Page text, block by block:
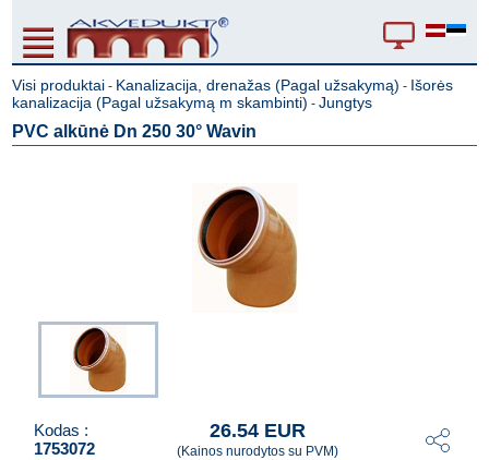
Visi produktai - Kanalizacija, drenažas (Pagal užsakymą) - Išorės
kanalizacija (Pagal užsakymą m skambinti) -Jungtys
PVC alkūnė Dn 250 30° Wavin
Kodas :
1753072
26.54 EUR
(Kainos nurodytos su PVM)